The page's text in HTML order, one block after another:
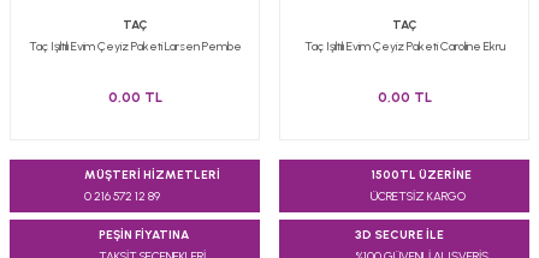
TAÇ
Taç Işıltılı Evim Çeyiz Paketi Larsen Pembe
0,00 TL
TAÇ
Taç Işıltılı Evim Çeyiz Paketi Caroline Ekru
0,00 TL
MÜŞTERİ HİZMETLERİ
0 216 572 12 89
1500TL ÜZERİNE
ÜCRETSİZ KARGO
PEŞİN FİYATINA
3D SECURE İLE